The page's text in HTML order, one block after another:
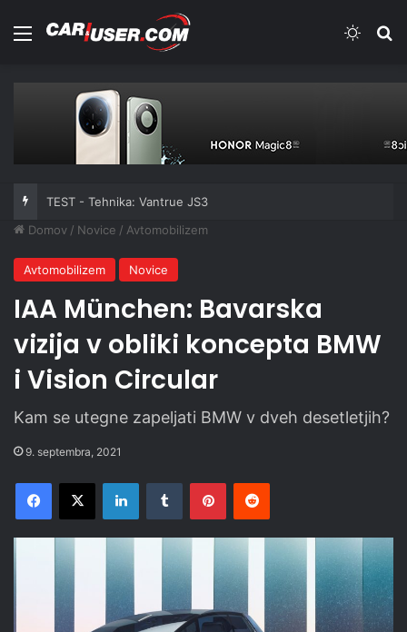
Meni
TEST - Tehnika: Vantrue JS3
Domov / Novice / Avtomobilizem
Avtomobilizem Novice
IAA München: Bavarska
vizija v obliki koncepta BMW
i Vision Circular
Kam se utegne zapeljati BMW v dveh desetletjih?
9. septembra, 2021
Facebook
X LinkedInTumblr PinterestReddit